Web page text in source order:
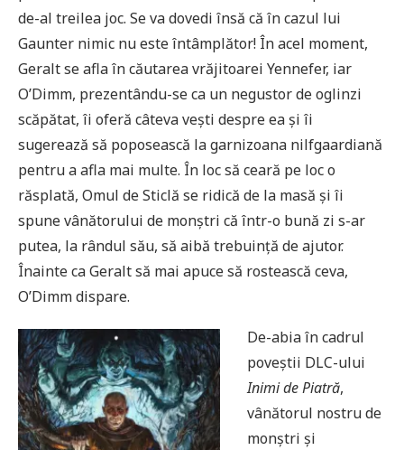
de-al treilea joc. Se va dovedi însă că în cazul lui
Gaunter nimic nu este întâmplător! În acel moment,
Geralt se afla în căutarea vrăjitoarei Yennefer, iar
O’Dimm, prezentându-se ca un negustor de oglinzi
scăpătat, îi oferă câteva vești despre ea și îi
sugerează să poposească la garnizoana nilfgaardiană
pentru a afla mai multe. În loc să ceară pe loc o
răsplată, Omul de Sticlă se ridică de la masă și îi
spune vânătorului de monștri că într-o bună zi s-ar
putea, la rândul său, să aibă trebuință de ajutor.
Înainte ca Geralt să mai apuce să rostească ceva,
O’Dimm dispare.
De-abia în cadrul
poveștii DLC-ului
Inimi de Piatră,
vânătorul nostru de
monștri și